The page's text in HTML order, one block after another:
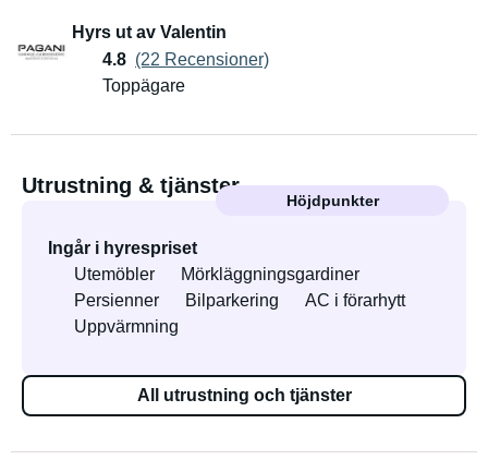
Hyrs ut av Valentin
4.8 (22 Recensioner)
Toppägare
Utrustning & tjänster
Höjdpunkter
Ingår i hyrespriset
Utemöbler
Mörkläggningsgardiner
Persienner
Bilparkering
AC i förarhytt
Uppvärmning
All utrustning och tjänster